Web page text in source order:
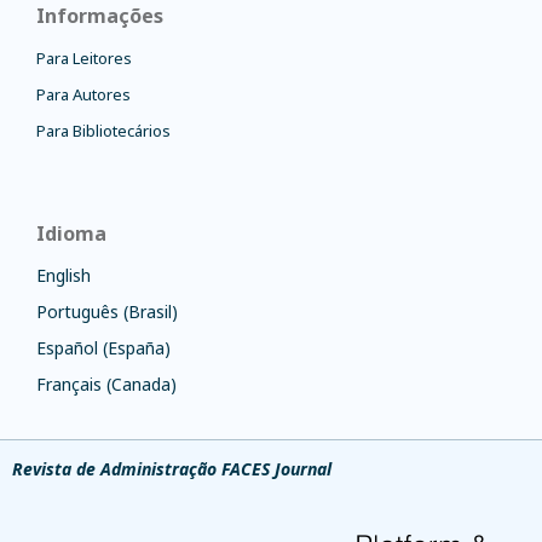
Informações
Para Leitores
Para Autores
Para Bibliotecários
Idioma
English
Português (Brasil)
Español (España)
Français (Canada)
Revista de Administração FACES Journal